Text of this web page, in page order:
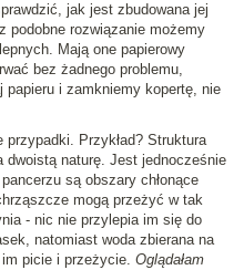
jak jest zbudowana jej
podobne rozwiązanie możemy
Mają one papierowy
bez żadnego problemu,
i zamkniemy kopertę, nie
przypadki. Przykład? Struktura
naturę. Jest jednocześnie
są obszary chłonące
mogą przeżyć w tak
- nic nie przylepia im się do
natomiast woda zbierana na
picie i przeżycie. Oglądałam